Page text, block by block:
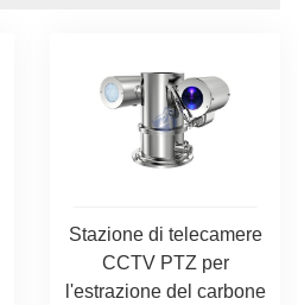
Stazione di telecamere
CCTV PTZ per
l'estrazione del carbone